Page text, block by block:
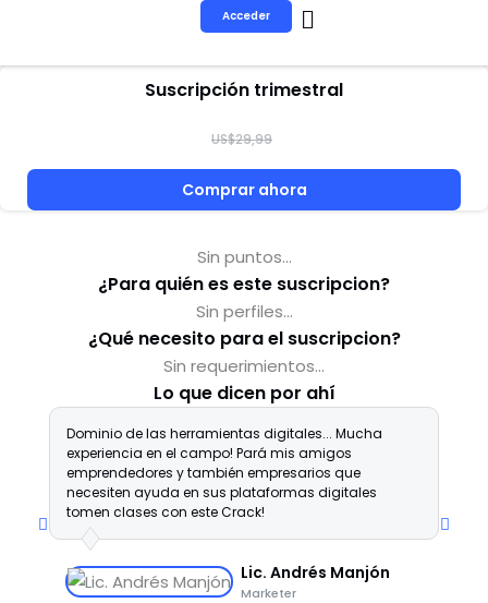
contenido
Acceder
Sin puntos...
¿Para quién es este suscripcion?
Sin perfiles...
¿Qué necesito para el suscripcion?
Sin requerimientos...
Lo que dicen por ahí
Dominio de las herramientas digitales... Mucha
experiencia en el campo! Pará mis amigos
emprendedores y también empresarios que
necesiten ayuda en sus plataformas digitales
tomen clases con este Crack!
Lic. Andrés Manjón
Marketer
Suscripción trimestral
US$29,99
Comprar ahora